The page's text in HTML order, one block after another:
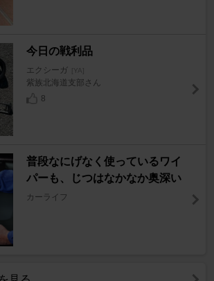
今日の戦利品
エクシーガ [YA]
紫族北海道支部さん
8
普段なにげなく使っているワイ
パーも、じつはなかなか奥深い
カーライフ